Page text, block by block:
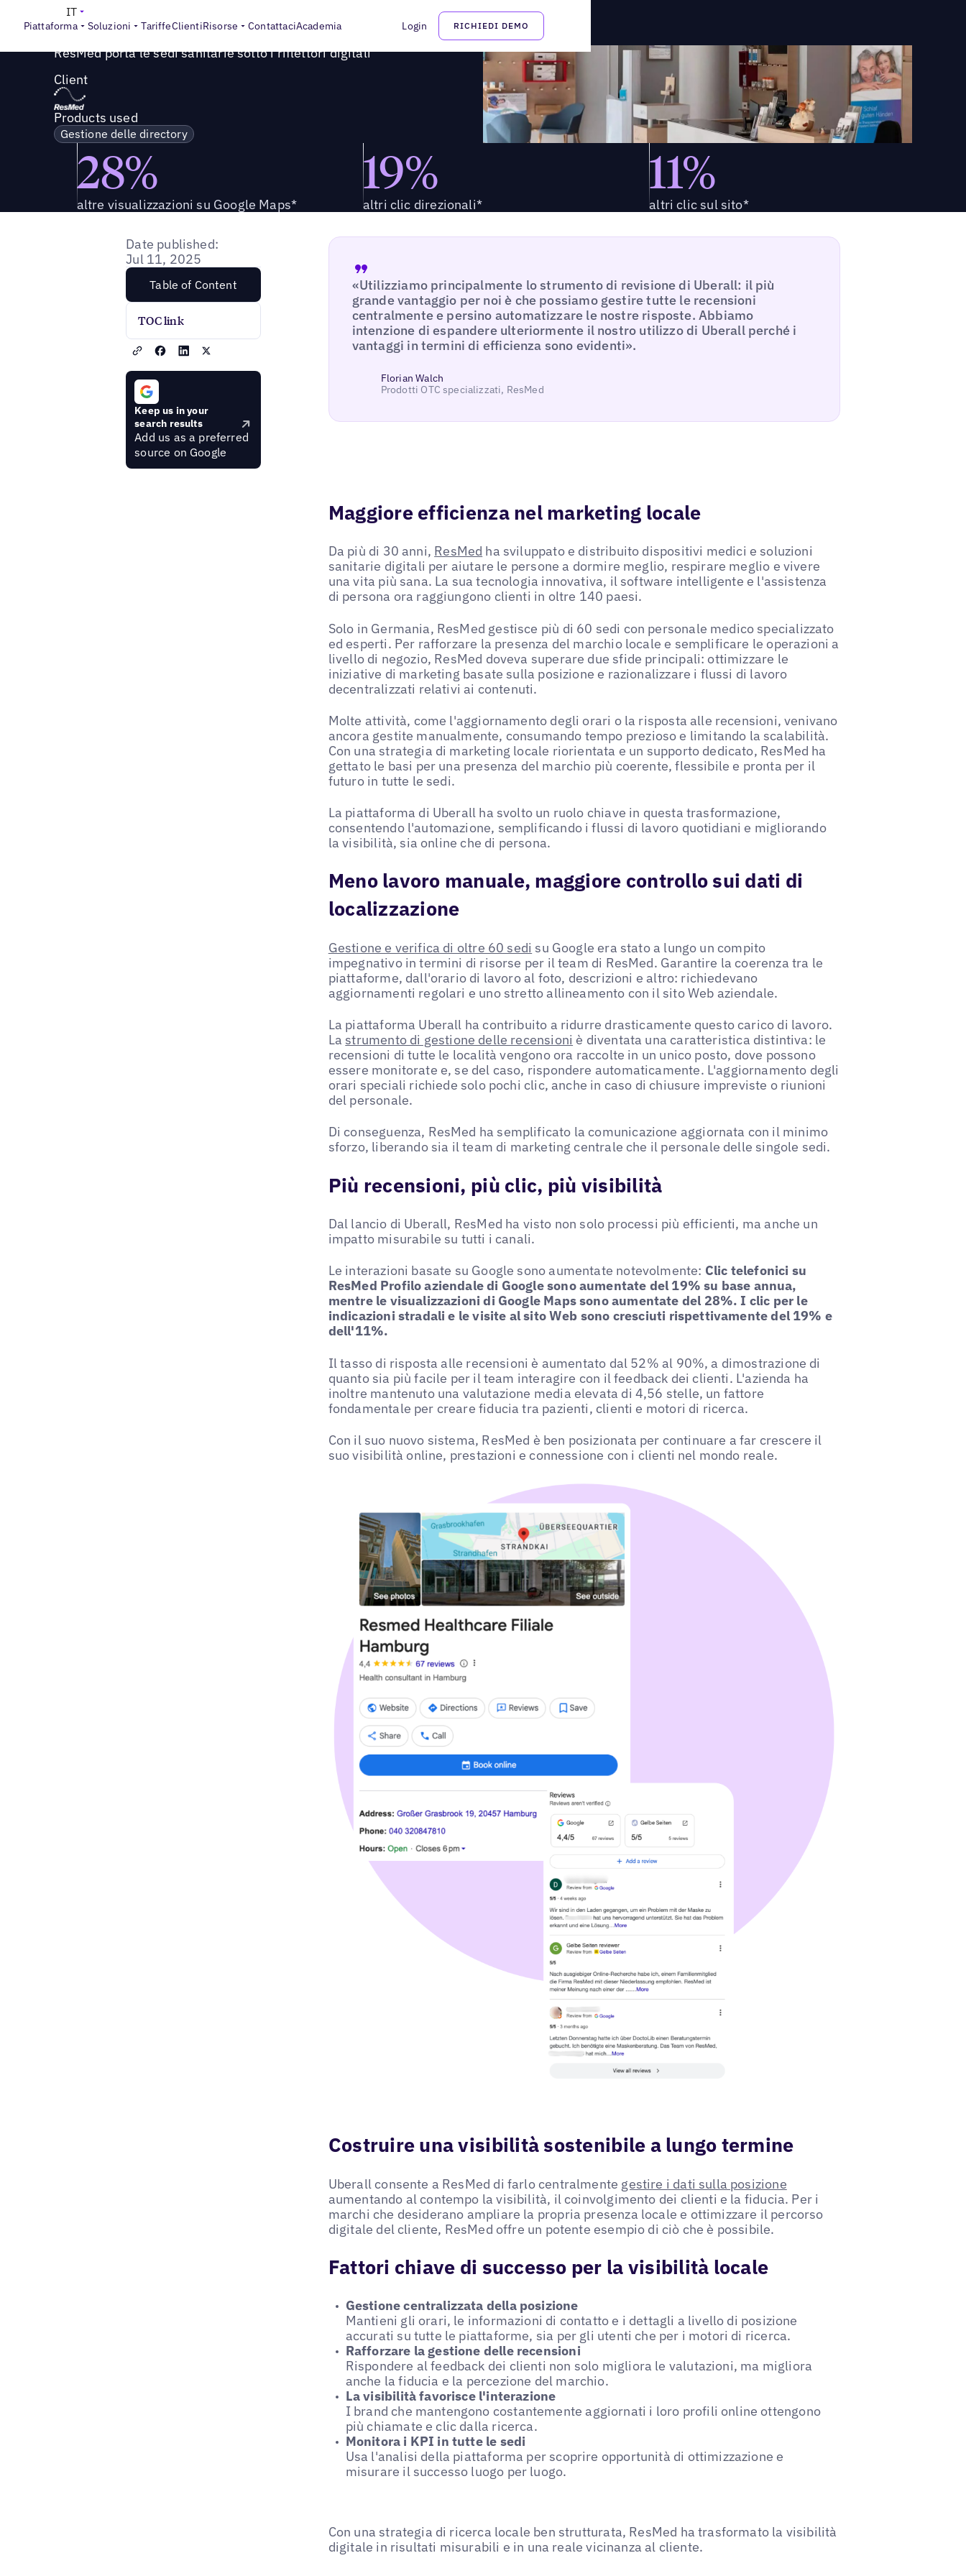
Piattaforma Soluzioni TariffeClientiRisorse ContattaciAcademia Login RICHIEDI DEMO
IT
Success Story
ResMed porta le sedi sanitarie sotto i riflettori digitali
Client
Products used
Gestione delle directory
28%
altre visualizzazioni su Google Maps*
19%
altri clic direzionali*
11%
altri clic sul sito*
Date published:
Jul 11, 2025
Table of Content
TOC link
Keep us in your
search results
Add us as a preferred
source on Google
«Utilizziamo principalmente lo strumento di revisione di Uberall: il più
grande vantaggio per noi è che possiamo gestire tutte le recensioni
centralmente e persino automatizzare le nostre risposte. Abbiamo
intenzione di espandere ulteriormente il nostro utilizzo di Uberall perché i
vantaggi in termini di efficienza sono evidenti».
Florian Walch
Prodotti OTC specializzati, ResMed
Maggiore efficienza nel marketing locale
Da più di 30 anni, ResMed ha sviluppato e distribuito dispositivi medici e soluzioni
sanitarie digitali per aiutare le persone a dormire meglio, respirare meglio e vivere
una vita più sana. La sua tecnologia innovativa, il software intelligente e l'assistenza
di persona ora raggiungono clienti in oltre 140 paesi.
Solo in Germania, ResMed gestisce più di 60 sedi con personale medico specializzato
ed esperti. Per rafforzare la presenza del marchio locale e semplificare le operazioni a
livello di negozio, ResMed doveva superare due sfide principali: ottimizzare le
iniziative di marketing basate sulla posizione e razionalizzare i flussi di lavoro
decentralizzati relativi ai contenuti.
Molte attività, come l'aggiornamento degli orari o la risposta alle recensioni, venivano
ancora gestite manualmente, consumando tempo prezioso e limitando la scalabilità.
Con una strategia di marketing locale riorientata e un supporto dedicato, ResMed ha
gettato le basi per una presenza del marchio più coerente, flessibile e pronta per il
futuro in tutte le sedi.
La piattaforma di Uberall ha svolto un ruolo chiave in questa trasformazione,
consentendo l'automazione, semplificando i flussi di lavoro quotidiani e migliorando
la visibilità, sia online che di persona.
Meno lavoro manuale, maggiore controllo sui dati di
localizzazione
Gestione e verifica di oltre 60 sedi su Google era stato a lungo un compito
impegnativo in termini di risorse per il team di ResMed. Garantire la coerenza tra le
piattaforme, dall'orario di lavoro al foto, descrizioni e altro: richiedevano
aggiornamenti regolari e uno stretto allineamento con il sito Web aziendale.
La piattaforma Uberall ha contribuito a ridurre drasticamente questo carico di lavoro.
La strumento di gestione delle recensioni è diventata una caratteristica distintiva: le
recensioni di tutte le località vengono ora raccolte in un unico posto, dove possono
essere monitorate e, se del caso, rispondere automaticamente. L'aggiornamento degli
orari speciali richiede solo pochi clic, anche in caso di chiusure impreviste o riunioni
del personale.
Di conseguenza, ResMed ha semplificato la comunicazione aggiornata con il minimo
sforzo, liberando sia il team di marketing centrale che il personale delle singole sedi.
Più recensioni, più clic, più visibilità
Dal lancio di Uberall, ResMed ha visto non solo processi più efficienti, ma anche un
impatto misurabile su tutti i canali.
Le interazioni basate su Google sono aumentate notevolmente: Clic telefonici su
ResMed Profilo aziendale di Google sono aumentate del 19% su base annua,
mentre le visualizzazioni di Google Maps sono aumentate del 28%. I clic per le
indicazioni stradali e le visite al sito Web sono cresciuti rispettivamente del 19% e
dell'11%.
Il tasso di risposta alle recensioni è aumentato dal 52% al 90%, a dimostrazione di
quanto sia più facile per il team interagire con il feedback dei clienti. L'azienda ha
inoltre mantenuto una valutazione media elevata di 4,56 stelle, un fattore
fondamentale per creare fiducia tra pazienti, clienti e motori di ricerca.
Con il suo nuovo sistema, ResMed è ben posizionata per continuare a far crescere il
suo visibilità online, prestazioni e connessione con i clienti nel mondo reale.
Costruire una visibilità sostenibile a lungo termine
Uberall consente a ResMed di farlo centralmente gestire i dati sulla posizione
aumentando al contempo la visibilità, il coinvolgimento dei clienti e la fiducia. Per i
marchi che desiderano ampliare la propria presenza locale e ottimizzare il percorso
digitale del cliente, ResMed offre un potente esempio di ciò che è possibile.
Fattori chiave di successo per la visibilità locale
Gestione centralizzata della posizione
Mantieni gli orari, le informazioni di contatto e i dettagli a livello di posizione
accurati su tutte le piattaforme, sia per gli utenti che per i motori di ricerca.
Rafforzare la gestione delle recensioni
Rispondere al feedback dei clienti non solo migliora le valutazioni, ma migliora
anche la fiducia e la percezione del marchio.
La visibilità favorisce l'interazione
I brand che mantengono costantemente aggiornati i loro profili online ottengono
più chiamate e clic dalla ricerca.
Monitora i KPI in tutte le sedi
Usa l'analisi della piattaforma per scoprire opportunità di ottimizzazione e
misurare il successo luogo per luogo.
Con una strategia di ricerca locale ben strutturata, ResMed ha trasformato la visibilità
digitale in risultati misurabili e in una reale vicinanza al cliente.